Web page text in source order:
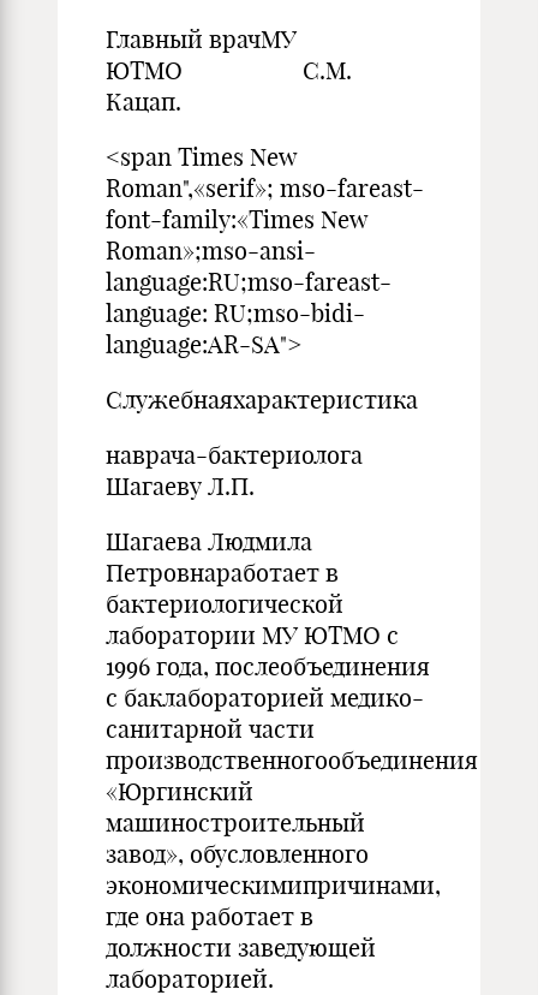
Главный врачМУ
ЮТМО С.М.
Кацап.
<span Times New
Roman",«serif»; mso-fareast-
font-family:«Times New
Roman»;mso-ansi-
language:RU;mso-fareast-
language: RU;mso-bidi-
language:AR-SA">
Служебнаяхарактеристика
наврача-бактериолога
Шагаеву Л.П.
Шагаева Людмила
Петровнаработает в
бактериологической
лаборатории МУ ЮТМО с
1996 года, послеобъединения
с баклабораторией медико-
санитарной части
производственногообъединения
«Юргинский
машиностроительный
завод», обусловленного
экономическимипричинами,
где она работает в
должности заведующей
лабораторией.